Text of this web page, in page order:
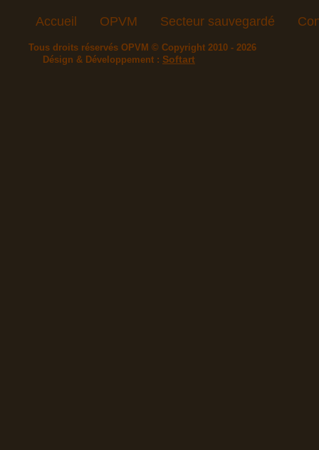
Accueil OPVM Secteur sauvegardé
Tous droits réservés OPVM © Copyright 2010 - 2026
Désign & Développement : Softart